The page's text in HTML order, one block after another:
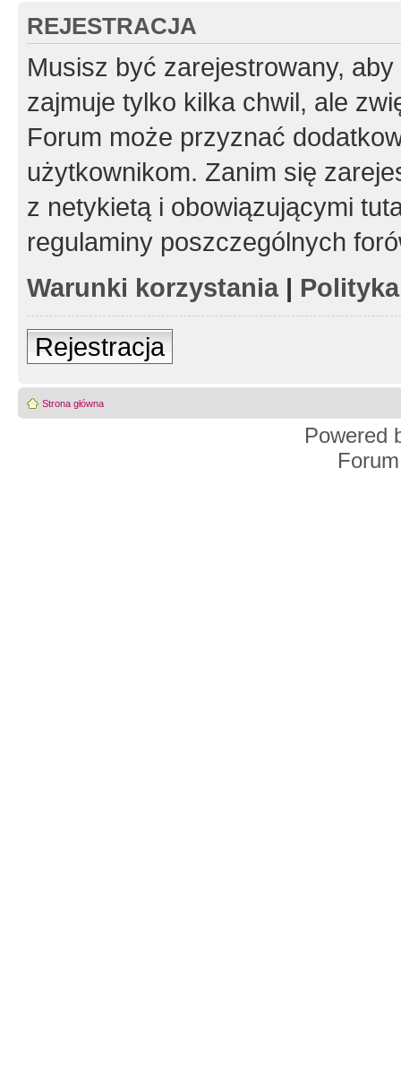
REJESTRACJA
Musisz być zarejestrowany,
zajmuje tylko kilka chwil, ale
Forum może przyznać
użytkownikom. Zanim się
z netykietą i obowiązującymi
regulaminy poszczególnych
Warunki korzystania|
Rejestracja
Strona główna
Powered